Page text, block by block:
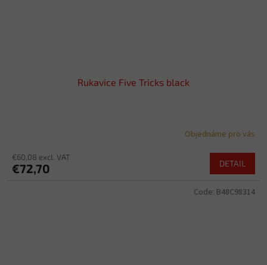
Rukavice Five Tricks black
Objednáme pro vás
€60,08 excl. VAT
€72,70 DETAIL
Code: B48C98314